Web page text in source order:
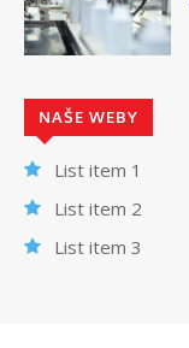
NAŠE WEBY
List item 1
List item 2
List item 3